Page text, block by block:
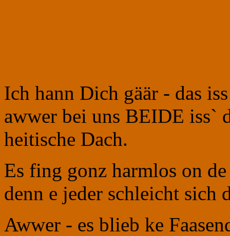
Ich hann Dich gäär - das
awwer bei uns BEIDE iss`
heitische Dach.
Es fing gonz harmlos on de
denn e jeder schleicht sich
Awwer - es blieb ke